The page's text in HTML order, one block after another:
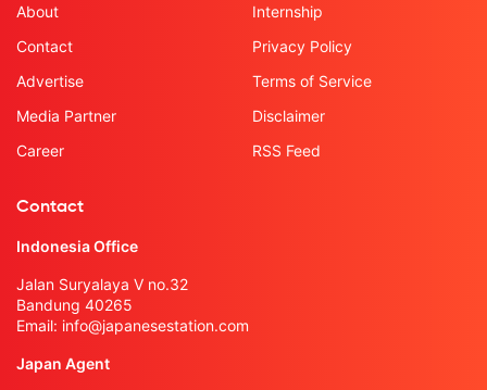
About
Contact
Advertise
Media Partner
Career
Internship
Privacy Policy
Terms of Service
Disclaimer
RSS Feed
Contact
Indonesia Office
Jalan Suryalaya V no.32
Bandung 40265
Email: info@japanesestation.com
Japan Agent